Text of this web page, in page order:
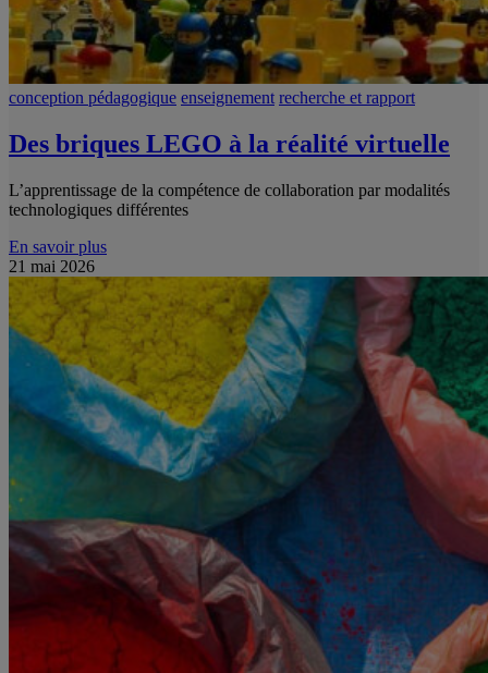
conception pédagogique enseignement recherche et rapport
Des briques LEGO à la réalité virtuelle
L’apprentissage de la compétence de collaboration par modalités
technologiques différentes
En savoir plus
21 mai 2026